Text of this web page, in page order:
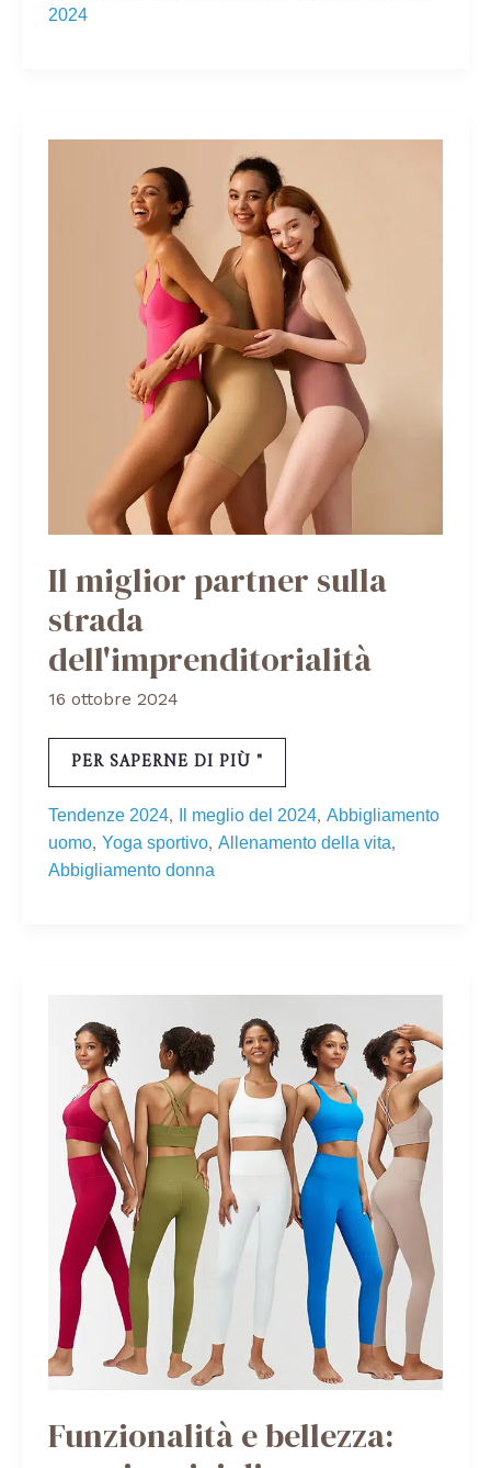
2024
Il miglior partner sulla
strada
dell'imprenditorialità
16 ottobre 2024
IL
PARTNER
STRADA
DELL'IMPRENDITORIALITÀ
PER SAPERNE DI PIÙ "
Tendenze 2024, Il meglio del 2024, Abbigliamento
uomo, Yoga sportivo, Allenamento della vita,
Abbigliamento donna
Funzionalità e bellezza:
FUNZIONALITÀ
BELLEZZA:
NUOVI
ARRIVI
DI
ABBIGLIAMENTO
YOGA